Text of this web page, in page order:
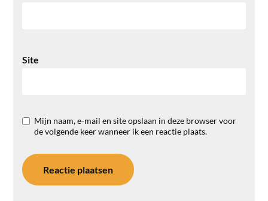
Site
Mijn naam, e-mail en site opslaan in deze browser voor
de volgende keer wanneer ik een reactie plaats.